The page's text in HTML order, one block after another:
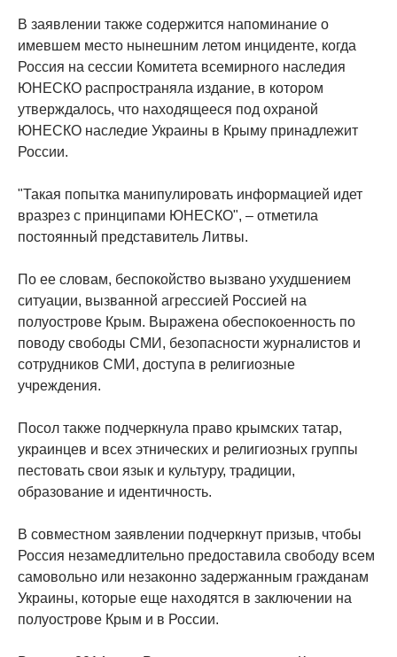
В заявлении также содержится напоминание о
имевшем место нынешним летом инциденте, когда
Россия на сессии Комитета всемирного наследия
ЮНЕСКО распространяла издание, в котором
утверждалось, что находящееся под охраной
ЮНЕСКО наследие Украины в Крыму принадлежит
России.
"Такая попытка манипулировать информацией идет
вразрез с принципами ЮНЕСКО", – отметила
постоянный представитель Литвы.
По ее словам, беспокойство вызвано ухудшением
ситуации, вызванной агрессией Россией на
полуострове Крым. Выражена обеспокоенность по
поводу свободы СМИ, безопасности журналистов и
сотрудников СМИ, доступа в религиозные
учреждения.
Посол также подчеркнула право крымских татар,
украинцев и всех этнических и религиозных группы
пестовать свои язык и культуру, традиции,
образование и идентичность.
В совместном заявлении подчеркнут призыв, чтобы
Россия незамедлительно предоставила свободу всем
самовольно или незаконно задержанным гражданам
Украины, которые еще находятся в заключении на
полуострове Крым и в России.